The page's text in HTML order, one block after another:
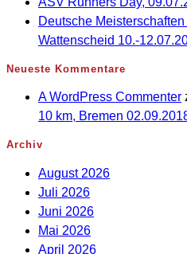
Deutsche
Wattenscheid 10.-
Neueste Kommentare
A WordPress Commenter
10 km, Bremen
Archiv
August 2026
Juli 2026
Juni 2026
Mai 2026
April 2026